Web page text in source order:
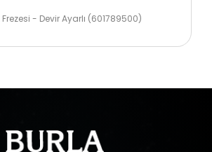
- Devir Ayarlı (601789500)